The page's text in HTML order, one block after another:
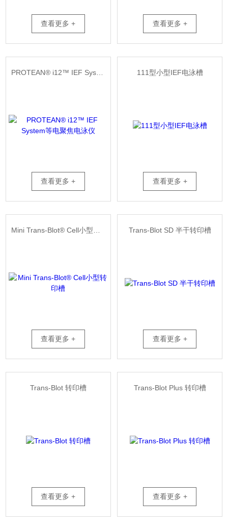
查看更多 + 查看更多 +
PROTEAN® i12™ IEF System等电聚焦电泳仪
查看更多 +
111型小型IEF电泳槽
查看更多 +
Mini Trans-Blot® Cell小型转印槽
查看更多 +
Trans-Blot SD 半干转印槽
查看更多 +
Trans-Blot 转印槽
查看更多 +
Trans-Blot Plus 转印槽
查看更多 +